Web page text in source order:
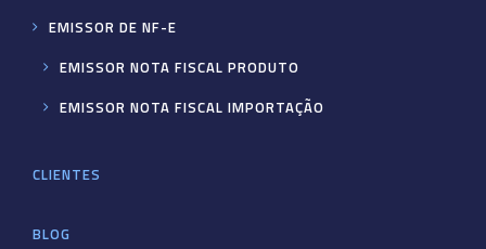
EMISSOR DE NF-E
EMISSOR NOTA FISCAL PRODUTO
EMISSOR NOTA FISCAL IMPORTAÇÃO
CLIENTES
BLOG